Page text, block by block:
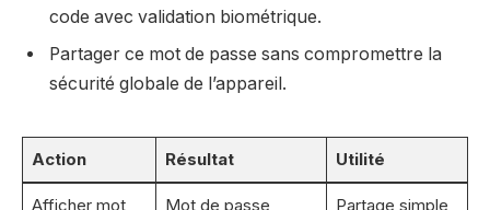
code avec validation biométrique.
Partager ce mot de passe sans compromettre la
sécurité globale de l’appareil.
Action Résultat Utilité
Afficher mot
Mot de passe
Partage simple